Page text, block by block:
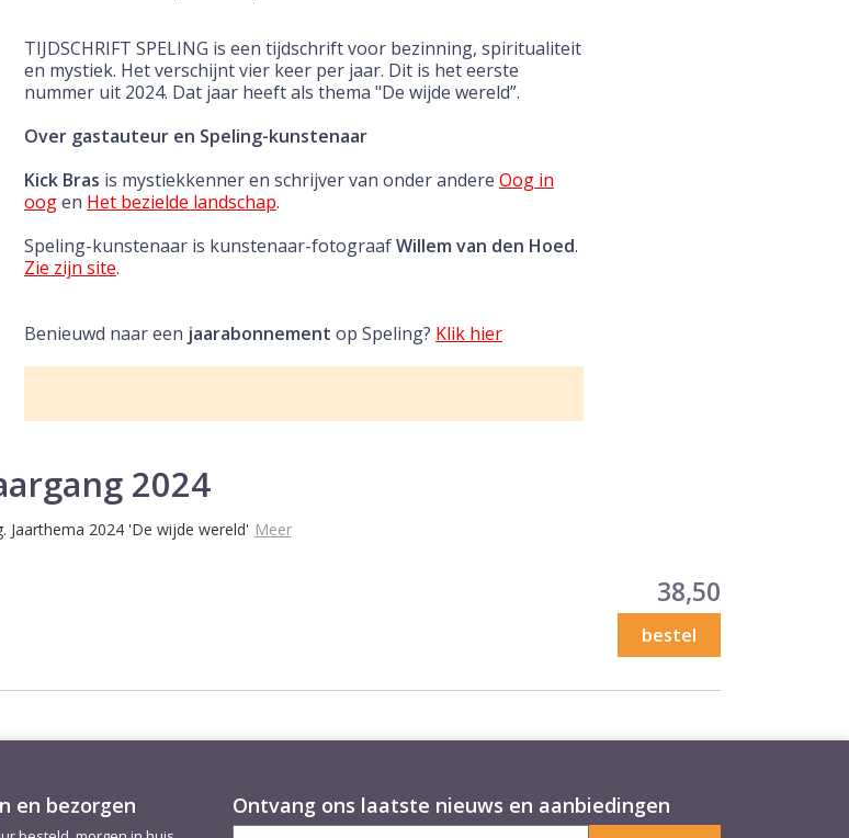
TIJDSCHRIFT SPELING is een tijdschrift voor bezinning, spiritualiteit
en mystiek. Het verschijnt vier keer per jaar. Dit is het eerste
nummer uit 2024. Dat jaar heeft als thema "De wijde wereld”.
Over gastauteur en Speling-kunstenaar
Kick Bras is mystiekkenner en schrijver van onder andere Oog in
oogen Het bezielde landschap.
Speling-kunstenaar is kunstenaar-fotograafWillem van den Hoed.
Zie zijn site.
Benieuwd naar een jaarabonnement op Speling? Klik hier
2024
Jaarthema 2024 'De wijde wereld' Meer
Prijs
38,50
bestel
en bezorgen Ontvang ons laatste nieuws en aanbiedingen